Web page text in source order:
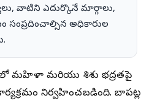
వాటిని ఎదుర్కొనే మార్గాలు,
అధికారుల
మహిళా మరియు శిశు భద్రతపై
నిర్వహించబడింది. బాపట్ల